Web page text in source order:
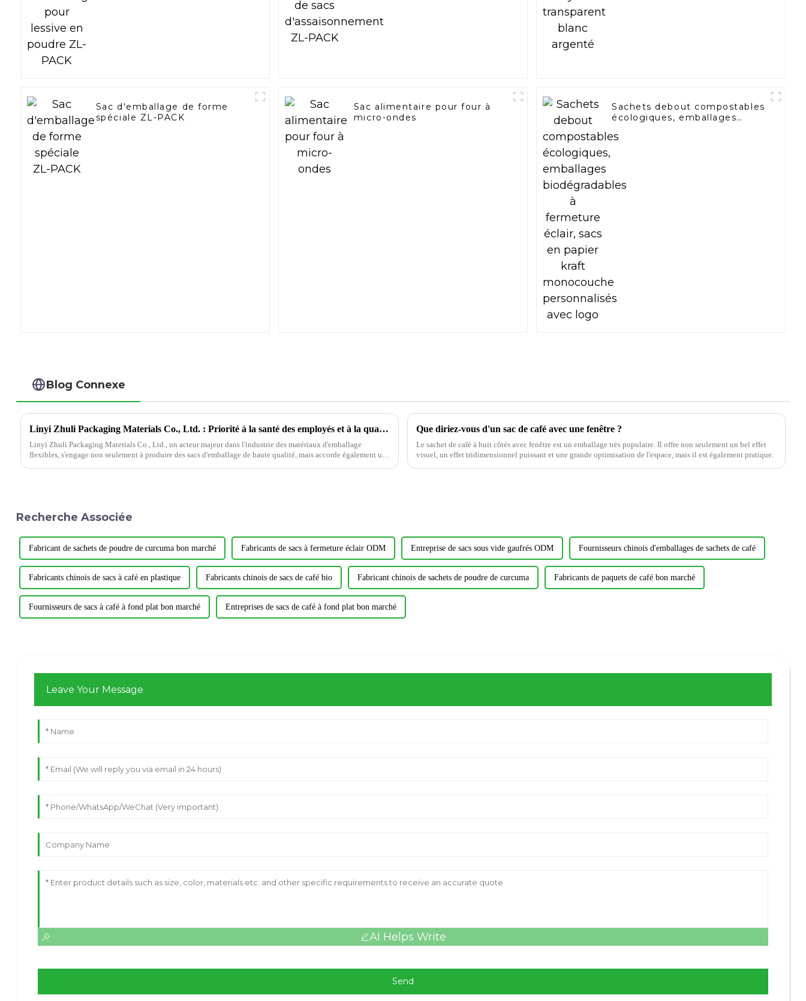
Sac d'emballage de forme
spéciale ZL-PACK
Sac alimentaire pour four à
micro-ondes
Sachets debout compostables
écologiques, emballages
éclair, sacs en papier kraft
Blog Connexe
Linyi Zhuli Packaging Materials Co., Ltd. : Priorité à la santé des employés et à la qualité des emballages
Linyi Zhuli Packaging Materials Co., Ltd., un acteur majeur dans l'industrie des matériaux d'emballage
flexibles, s'engage non seulement à produire des sacs d'emballage de haute qualité, mais accorde également une
Que diriez-vous d'un sac de café avec une fenêtre ?
Le sachet de café à huit côtés avec fenêtre est un emballage très populaire. Il offre non seulement un bel effet
visuel, un effet tridimensionnel puissant et une grande optimisation de l'espace, mais il est également pratique.
Recherche Associée
Fabricant de sachets de poudre de curcuma bon marché Fabricants de sacs à fermeture éclair ODM Entreprise de sacs sous vide gaufrés ODM Fournisseurs chinois d'emballages de sachets de café
Fabricants chinois de sacs à café en plastique Fabricants chinois de sacs de café bio Fabricant chinois de sachets de poudre de curcuma Fabricants de paquets de café bon marché
Fournisseurs de sacs à café à fond plat bon marché Entreprises de sacs de café à fond plat bon marché
Leave Your Message
AI Helps Write
Send